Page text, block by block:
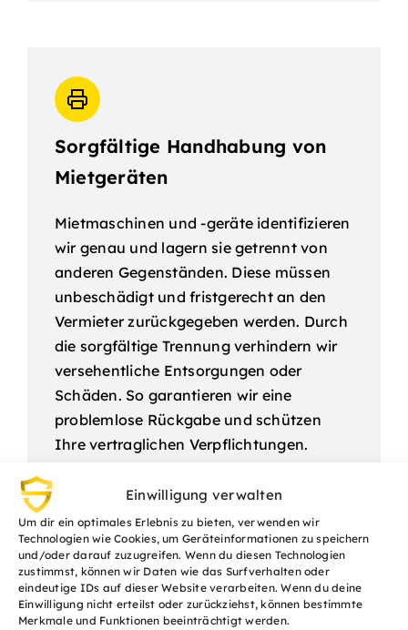
Einwilligung verwalten
Um dir ein optimales Erlebnis zu bieten, verwenden wir
Technologien wie Cookies, um Geräteinformationen zu speichern
und/oder darauf zuzugreifen. Wenn du diesen Technologien
zustimmst, können wir Daten wie das Surfverhalten oder
eindeutige IDs auf dieser Website verarbeiten. Wenn du deine
Einwilligung nicht erteilst oder zurückziehst, können bestimmte
Merkmale und Funktionen beeinträchtigt werden.
Sorgfältige Handhabung von
Mietgeräten
Mietmaschinen und -geräte identifizieren
wir genau und lagern sie getrennt von
anderen Gegenständen. Diese müssen
unbeschädigt und fristgerecht an den
Vermieter zurückgegeben werden. Durch
die sorgfältige Trennung verhindern wir
versehentliche Entsorgungen oder
Schäden. So garantieren wir eine
problemlose Rückgabe und schützen
Ihre vertraglichen Verpflichtungen.